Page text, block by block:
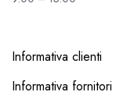
Informativa clienti
Informativa fornitori